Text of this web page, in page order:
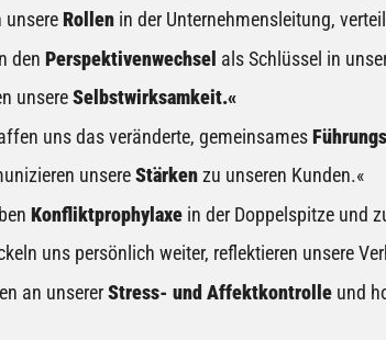
unsereRollen in der Unternehmensleitung,
denPerspektivenwechsel als Schlüssel in
unsereSelbstwirksamkeit.«
uns das veränderte, gemeinsames
unsereStärkenzu unseren Kunden.«
Konfliktprophylaxe in der Doppelspitze und
uns persönlich weiter, reflektieren unsere
an unsererStress- und Affektkontrolle und